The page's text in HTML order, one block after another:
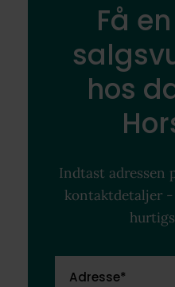
Få
hos
Indtast adressen
kontaktdetaljer
Adresse*